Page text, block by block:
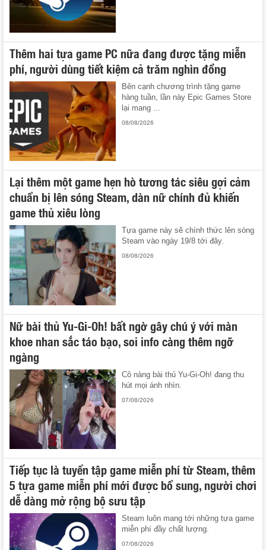
Thêm hai tựa game PC nữa đang được tặng miễn
phí, người dùng tiết kiệm cả trăm nghìn đồng
Bên cạnh chương trình tặng game
hàng tuần, lần này Epic Games Store
lại mang ...
08/08/2026
Lại thêm một game hẹn hò tương tác siêu gợi cảm
chuẩn bị lên sóng Steam, dàn nữ chính đủ khiến
game thủ xiêu lòng
Tựa game này sẽ chính thức lên sóng
Steam vào ngày 19/8 tới đây.
08/08/2026
Nữ bài thủ Yu-Gi-Oh! bất ngờ gây chú ý với màn
khoe nhan sắc táo bạo, soi info càng thêm ngỡ
ngàng
Cô nàng bài thủ Yu-Gi-Oh! đang thu
hút mọi ánh nhìn.
07/08/2026
Tiếp tục là tuyển tập game miễn phí từ Steam, thêm
5 tựa game miễn phí mới được bổ sung, người chơi
dễ dàng mở rộng bộ sưu tập
Steam luôn mang tới những tựa game
miễn phí đầy chất lượng.
07/08/2026